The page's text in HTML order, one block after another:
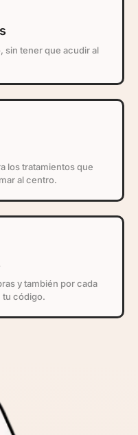
sin tener que acudir al
los tratamientos que
al centro.
y también por cada
tu código.